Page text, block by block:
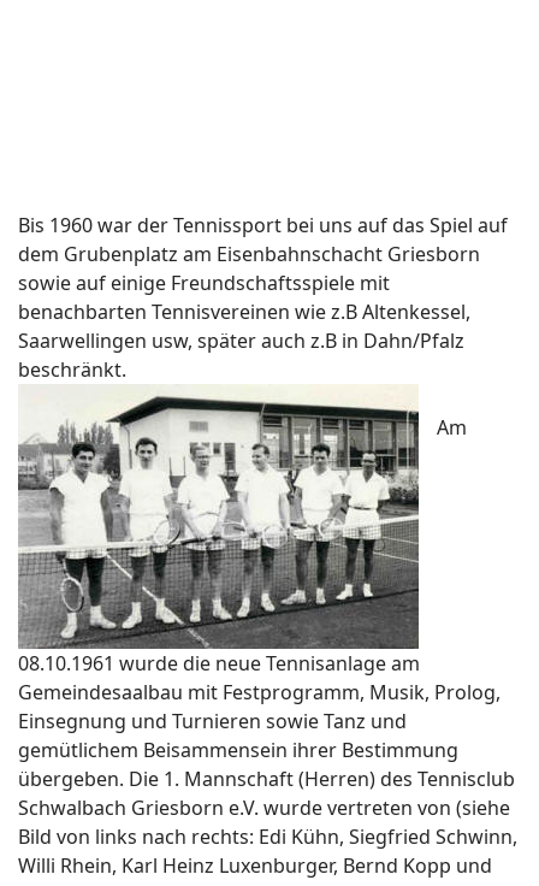
Bis 1960 war der Tennissport bei uns auf das Spiel auf
dem Grubenplatz am Eisenbahnschacht Griesborn
sowie auf einige Freundschaftsspiele mit
benachbarten Tennisvereinen wie z.B Altenkessel,
Saarwellingen usw, später auch z.B in Dahn/Pfalz
beschränkt.
Am
08.10.1961 wurde die neue Tennisanlage am
Gemeindesaalbau mit Festprogramm, Musik, Prolog,
Einsegnung und Turnieren sowie Tanz und
gemütlichem Beisammensein ihrer Bestimmung
übergeben. Die 1. Mannschaft (Herren) des Tennisclub
Schwalbach Griesborn e.V. wurde vertreten von (siehe
Bild von links nach rechts: Edi Kühn, Siegfried Schwinn,
Willi Rhein, Karl Heinz Luxenburger, Bernd Kopp und